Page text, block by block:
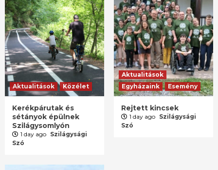
Aktualitások Közélet
Kerékpárutak és
sétányok épülnek
Szilágysomlyón
1 day ago Szilágysági
Szó
Aktualitások
Egyházaink
Esemény
Rejtett kincsek
1 day ago Szilágysági
Szó